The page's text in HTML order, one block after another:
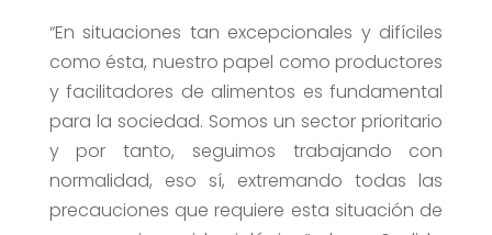
“En situaciones tan excepcionales y difíciles
como ésta, nuestro papel como productores
y facilitadores de alimentos es fundamental
para la sociedad. Somos un sector prioritario
y por tanto, seguimos trabajando con
normalidad, eso sí, extremando todas las
precauciones que requiere esta situación de